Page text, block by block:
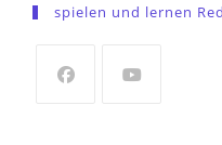
a
tab
spielen und lernen